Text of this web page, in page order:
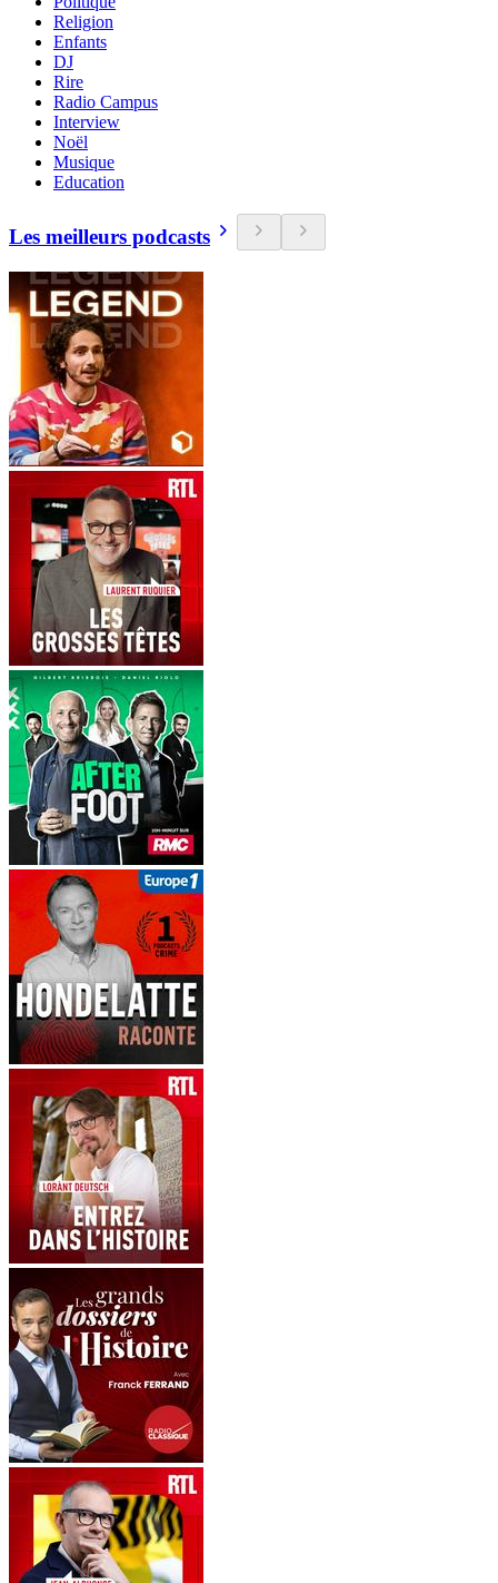
Religion
Enfants
DJ
Rire
Radio Campus
Interview
Noël
Musique
Education
Les meilleurs podcasts